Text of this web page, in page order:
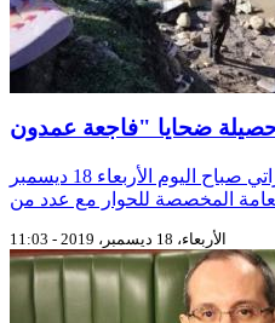
أكد وزير الداخلية هشام الفراتي صباح اليوم الأربعاء 18 ديسمبر
الأربعاء، 18 ديسمبر، 2019 - 11:03